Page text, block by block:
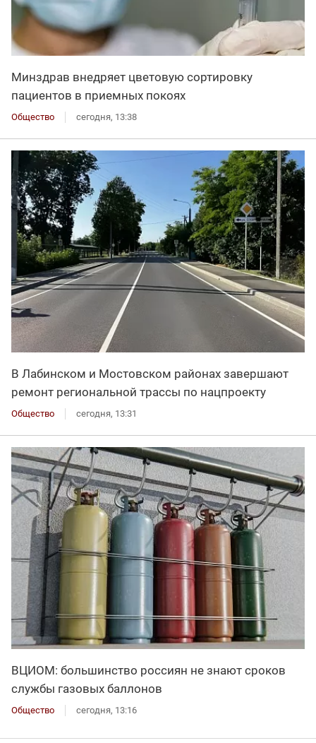
Минздрав внедряет цветовую сортировку
пациентов в приемных покоях
Общество сегодня, 13:38
В Лабинском и Мостовском районах завершают
ремонт региональной трассы по нацпроекту
Общество сегодня, 13:31
ВЦИОМ: большинство россиян не знают сроков
службы газовых баллонов
Общество сегодня, 13:16